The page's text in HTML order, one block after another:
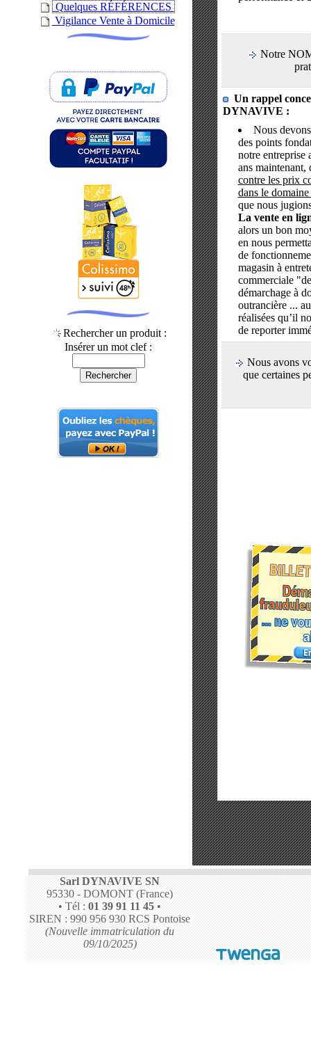
Quelques RÉFÉRENCES
Vigilance Vente à Domicile
Rechercher un produit :
Insérer un mot clef :
Notre
Un rappel
DYNAVIVE :
Nous
des points
notre entreprise
ans maintenant,
contre les prix
dans le
que nous
La vente en
alors un bon
en nous
de
magasin à
commerciale
démarchage à
outrancière ...
réalisées qu’il
de reporter
Nous avons
que certaines
Sarl DYNAVIVE SN
95330 - DOMONT (France)
• Tél : 01 39 91 11 45 •
SIREN : 990 956 930 RCS Pontoise
(Nouvelle immatriculation du
09/10/2025)